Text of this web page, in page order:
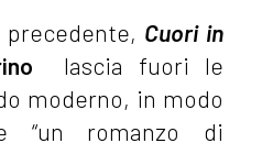
precedente, Cuori in
lascia fuori le
moderno, in modo
“un romanzo di